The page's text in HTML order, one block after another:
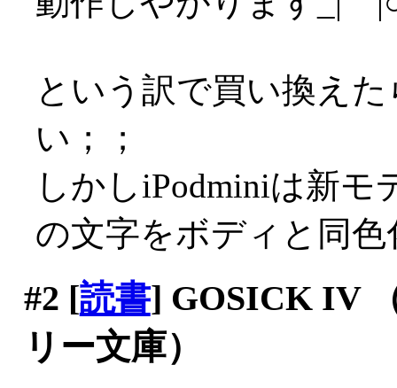
という訳で買い換え
い；；
しかしiPodminiは新
の文字をボディと同
#2 [読書] GOSICK IV
リー文庫）